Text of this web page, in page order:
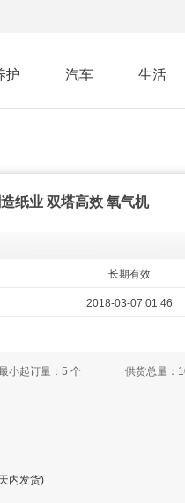
护 汽车 生活
纸业 双塔高效 氧气机
长期有效
2018-03-07 01:46
小起订量： 5 个 供货总量：
天内发货)